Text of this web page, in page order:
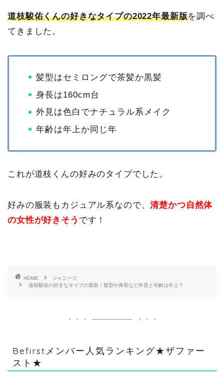
道枝駿佑くんの好きなタイプの2022年最新版を調べ
てきました。
髪型はセミロングで茶髪か黒髪
身長は160cm台
外見は色白でナチュラル系メイク
年齢は年上か同じ年
これが道枝くんの好みのタイプでした。
好みの服装もカジュアル系なので、清楚かつ自然体
の女性が好きそう です！
HOME
ジャニーズ
道枝駿佑の好きなタイプの最新！髪型や身長など外見と年齢は年上？
Befirstメンバー人気ランキング★ザファー
スト★